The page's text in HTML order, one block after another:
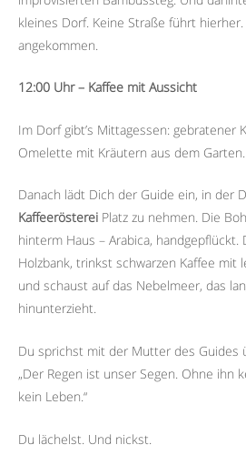
kleines Dorf. Keine Straße führt
angekommen.
12:00 Uhr – Kaffee mit Aussicht
Im Dorf gibt’s Mittagessen: gebratener
Omelette mit Kräutern aus dem
Danach lädt Dich der Guide ein, in der
Kaffeerösterei Platz zu nehmen. Die
hinterm Haus – Arabica, handgepflückt.
Holzbank, trinkst schwarzen Kaffee mit
und schaust auf das Nebelmeer, das
hinunterzieht.
Du sprichst mit der Mutter des Guides
„Der Regen ist unser Segen. Ohne ihn
kein Leben.“
Du lächelst. Und nickst.